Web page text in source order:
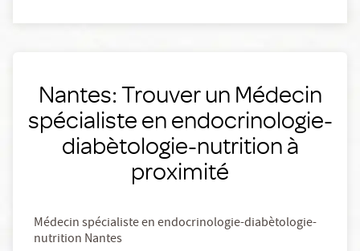
Nantes: Trouver un Médecin
spécialiste en endocrinologie-
diabètologie-nutrition à
proximité
Médecin spécialiste en endocrinologie-diabètologie-
nutrition Nantes